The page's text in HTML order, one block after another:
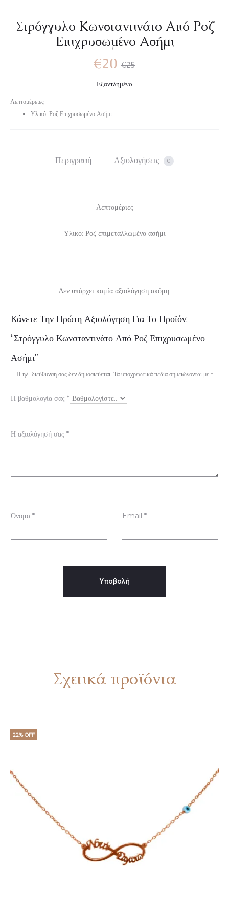
Στρόγγυλο Κωνσταντινάτο Από Ροζ
Επιχρυσωμένο Ασήμι
Λεπτομέρειες
Υλικό: Ροζ Επιχρυσωμένο Ασήμι
€25
€20
Εξαντλημένο
Περιγραφή Αξιολογήσεις 0
Λεπτομέριες
Υλικό: Ροζ επιμεταλλωμένο ασήμι
Α
ξ
ι
ο
λ
γ
ε
ς
Δεν υπάρχει καμία αξιολόγηση ακόμη.
Κάνετε Την Πρώτη Αξιολόγηση Για Το Προϊόν:
“Στρόγγυλο Κωνσταντινάτο Από Ροζ Επιχρυσωμένο
Ασήμι”
Η ηλ. διεύθυνση σας δεν δημοσιεύεται. Τα υποχρεωτικά πεδία σημειώνονται με *
Η βαθμολογία σας *
Η αξιολόγησή σας *
Όνομα * Email *
Σχετικά προϊόντα
22% OFF